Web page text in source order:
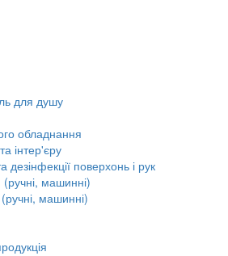
для душу
обладнання
інтер'єру
поверхонь і рук
машинні)
машинні)